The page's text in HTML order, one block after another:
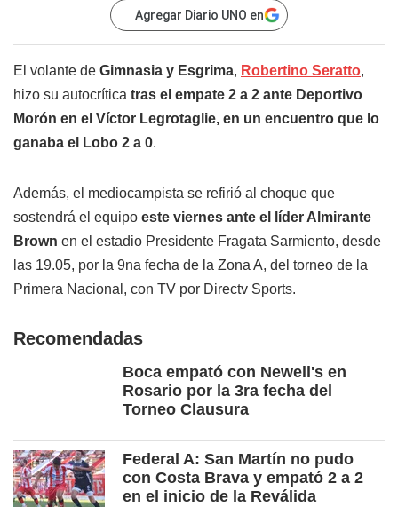
Agregar Diario UNO en
El volante de Gimnasia y Esgrima, Robertino Seratto,
hizo su autocrítica tras el empate 2 a 2 ante Deportivo
Morón en el Víctor Legrotaglie, en un encuentro que lo
ganaba el Lobo 2 a 0.
Además, el mediocampista se refirió al choque que
sostendrá el equipo este viernes ante el líder Almirante
Brown en el estadio Presidente Fragata Sarmiento, desde
las 19.05, por la 9na fecha de la Zona A, del torneo de la
Primera Nacional, con TV por Directv Sports.
Recomendadas
Boca empató con Newell's en
Rosario por la 3ra fecha del
Torneo Clausura
Federal A: San Martín no pudo
con Costa Brava y empató 2 a 2
en el inicio de la Reválida